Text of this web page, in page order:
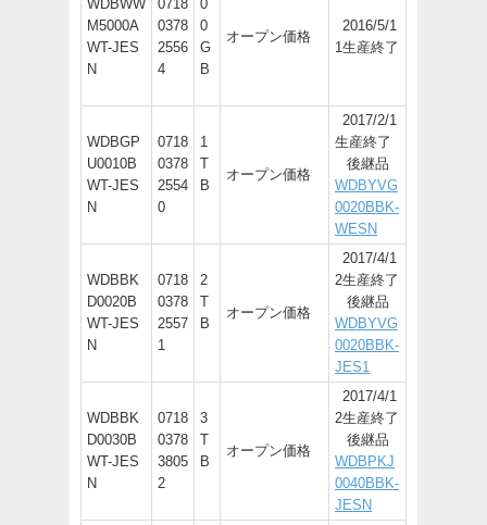
WDBWW
M5000A
WT-JES
N
0718
0378
2556
4
0
0
G
B
オープン価格
2016/5/1
1生産終了
WDBGP
U0010B
WT-JES
N
0718
0378
2554
0
1
T
B
オープン価格
2017/2/1
生産終了
後継品
WDBYVG
0020BBK-
WESN
WDBBK
D0020B
WT-JES
N
0718
0378
2557
1
2
T
B
オープン価格
2017/4/1
2生産終了
後継品
WDBYVG
0020BBK-
JES1
WDBBK
D0030B
WT-JES
N
0718
0378
3805
2
3
T
B
オープン価格
2017/4/1
2生産終了
後継品
WDBPKJ
0040BBK-
JESN